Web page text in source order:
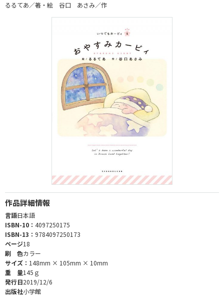
るるてあ／著・絵 谷口 あさみ／作
作品詳細情報
言語日本語
ISBN-10： 4097250175
ISBN-13： 9784097250173
ページ18
刷 色カラー
サイズ： 148mm × 105mm × 10mm
重 量145ｇ
発行日2019/12/6
出版社小学館